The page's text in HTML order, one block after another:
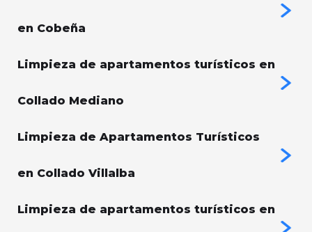
en Cobeña
Limpieza de apartamentos turísticos en
Collado Mediano
Limpieza de Apartamentos Turísticos
en Collado Villalba
Limpieza de apartamentos turísticos en